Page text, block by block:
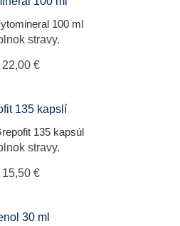
100 ml
stravy.
22,00 €
135 kapsúl
stravy.
15,50 €